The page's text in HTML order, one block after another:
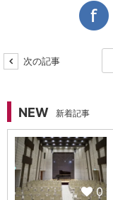
次の記事
NEW 新着記事
0